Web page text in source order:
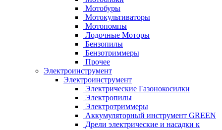
Мотобуры
Мотокультиваторы
Мотопомпы
Лодочные Моторы
Бензопилы
Бензотриммеры
Прочее
Электроинструмент
Электроинструмент
Электрические Газонокосилки
Электропилы
Электротриммеры
Аккумуляторный инструмент GREEN
Дрели электрические и насадки к